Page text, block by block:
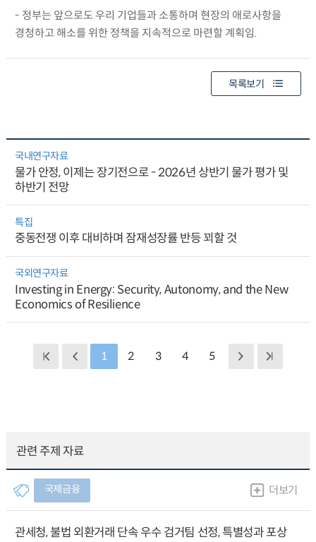
- 정부는 앞으로도 우리 기업들과 소통하며 현장의 애로사항을
경청하고 해소를 위한 정책을 지속적으로 마련할 계획임.
목록보기
국내연구자료
물가 안정, 이제는 장기전으로 - 2026년 상반기 물가 평가 및
하반기 전망
특집
중동전쟁 이후 대비하며 잠재성장률 반등 꾀할 것
국외연구자료
Investing in Energy: Security, Autonomy, and the New
Economics of Resilience
1 2 3 4 5
관련 주제 자료
국제금융 더보기
관세청, 불법 외환거래 단속 우수 검거팀 선정, 특별성과 포상